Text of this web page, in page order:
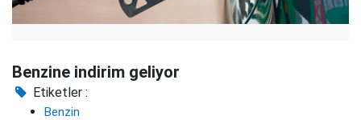
Benzine indirim geliyor
Etiketler :
Benzin